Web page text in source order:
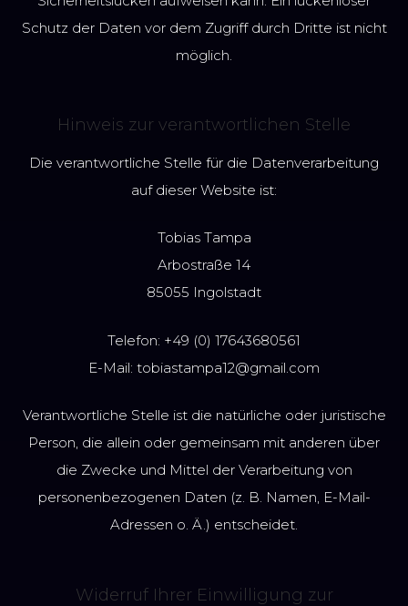
Schutz der Daten vor dem Zugriff durch Dritte ist nicht
möglich.
Hinweis zur verantwortlichen Stelle
Die verantwortliche Stelle für die Datenverarbeitung
auf dieser Website ist:
Tobias Tampa
Arbostraße 14
85055 Ingolstadt
Telefon: +49 (0) 17643680561
E-Mail: tobiastampa12@gmail.com
Verantwortliche Stelle ist die natürliche oder juristische
Person, die allein oder gemeinsam mit anderen über
die Zwecke und Mittel der Verarbeitung von
personenbezogenen Daten (z. B. Namen, E-Mail-
Adressen o. Ä.) entscheidet.
Widerruf Ihrer Einwilligung zur